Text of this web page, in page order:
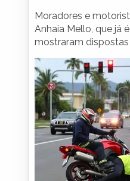
Moradores e
Anhaia Mello, que já
mostraram